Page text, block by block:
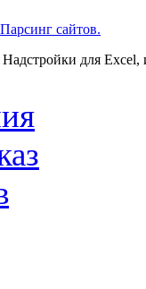
сайтов.
для Excel,